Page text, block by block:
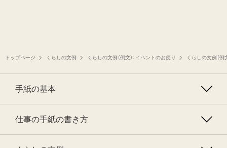
トップページ くらしの文例 くらしの文例（例文）：イベントのお便り くらしの文例（例
手紙の基本
仕事の手紙の書き方